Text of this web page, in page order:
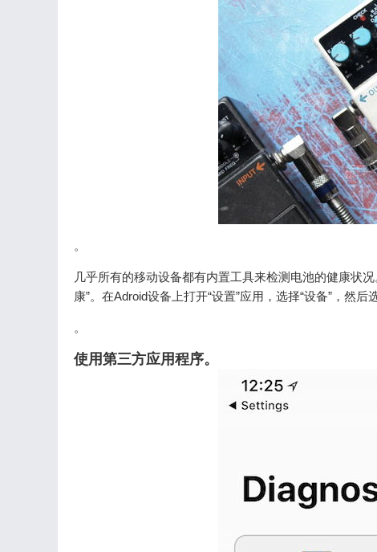
。
几乎所有的移动设备都有内置工具来检测电池的健康状
康”。在Adroid设备上打开“设置”应用，选择“设备”，然后选
。
使用第三方应用程序。